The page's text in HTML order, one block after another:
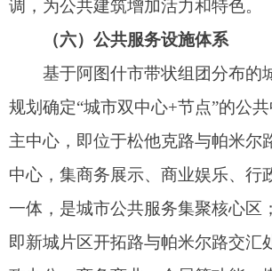
设置观景点，老城区观景点主要位于松他克
前路沿线，新城片区位于振兴路与新城路
2、建筑高度引导
中心城区构建整体有序、分区协调的高
分区；在局部核心地段及轴线区域适当增
度，以提升核心区的空间识别意象。
老城区构建大气疏朗、错落有致的高